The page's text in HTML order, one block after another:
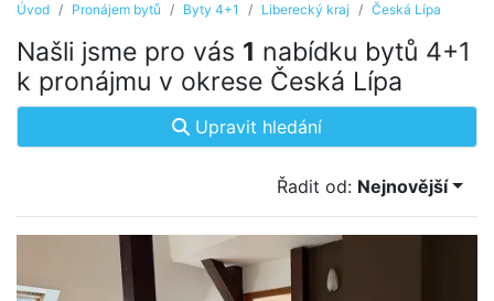
Úvod Pronájem bytů Byty 4+1 Liberecký kraj Česká Lípa
Našli jsme pro vás 1 nabídku bytů 4+1
k pronájmu v okrese Česká Lípa
Upravit hledání
Řadit od: Nejnovější